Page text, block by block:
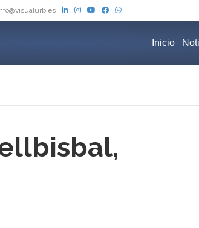
Inicio